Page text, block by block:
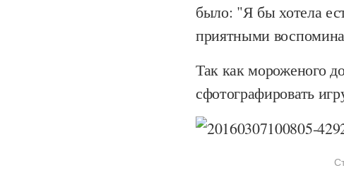
было: "Я бы хотела
приятными
Так как мороженого
сфотографировать